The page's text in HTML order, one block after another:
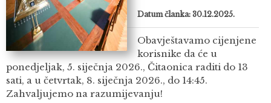
Datum članka: 30.12.2025.
Obavještavamo cijenjene
korisnike da će u
ponedjeljak, 5. siječnja 2026., Čitaonica raditi do 13
sati, a u četvrtak, 8. siječnja 2026., do 14:45.
Zahvaljujemo na razumijevanju!